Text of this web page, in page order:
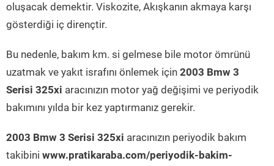
oluşacak demektir. Viskozite, Akışkanın akmaya karşı
gösterdiği iç dirençtir.
Bu nedenle, bakım km. si gelmese bile motor ömrünü
uzatmak ve yakıt israfını önlemek için 2003 Bmw 3
Serisi 325xi aracınızın motor yağ değişimi ve periyodik
bakımını yılda bir kez yaptırmanız gerekir.
2003 Bmw 3 Serisi 325xi aracınızın periyodik bakım
takibini www.pratikaraba.com/periyodik-bakim-